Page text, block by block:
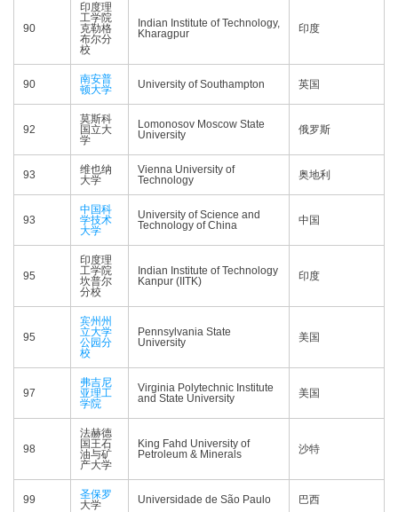
90
印度理
工学院
克勒格
布尔分
校
Indian Institute of Technology,
Kharagpur
印度
90
南安普
顿大学
University of Southampton 英国
92
莫斯科
国立大
学
Lomonosov Moscow State
University
俄罗斯
93
维也纳
大学
Vienna University of
Technology
奥地利
93
中国科
学技术
大学
University of Science and
Technology of China
中国
95
印度理
工学院
坎普尔
分校
Indian Institute of Technology
Kanpur (IITK)
印度
95
宾州州
立大学
公园分
校
Pennsylvania State
University
美国
97
弗吉尼
亚理工
学院
Virginia Polytechnic Institute
and State University
美国
98
法赫德
国王石
油与矿
产大学
King Fahd University of
Petroleum & Minerals
沙特
99
圣保罗
大学
Universidade de São Paulo 巴西